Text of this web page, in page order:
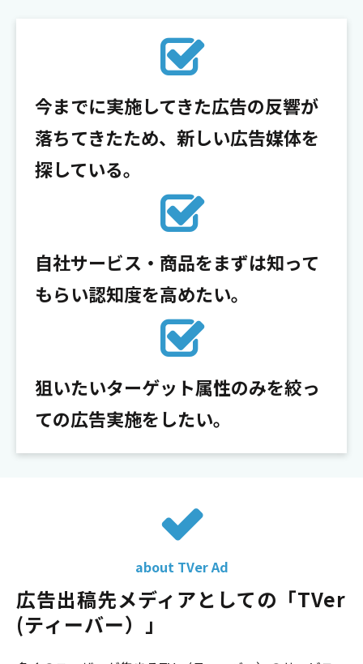
今までに実施してきた広告の反響が
落ちてきたため、新しい広告媒体を
探している。
自社サービス・商品をまずは知って
もらい認知度を高めたい。
狙いたいターゲット属性のみを絞っ
ての広告実施をしたい。
about TVer Ad
広告出稿先メディアとしての「TVer
(ティーバー）」